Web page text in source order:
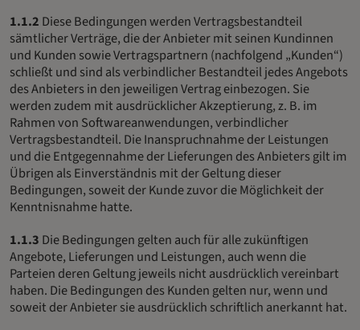
1.1.2 Diese Bedingungen werden Vertragsbestandteil
sämtlicher Verträge, die der Anbieter mit seinen Kundinnen
und Kunden sowie Vertragspartnern (nachfolgend „Kunden“)
schließt und sind als verbindlicher Bestandteil jedes Angebots
des Anbieters in den jeweiligen Vertrag einbezogen. Sie
werden zudem mit ausdrücklicher Akzeptierung, z. B. im
Rahmen von Softwareanwendungen, verbindlicher
Vertragsbestandteil. Die Inanspruchnahme der Leistungen
und die Entgegennahme der Lieferungen des Anbieters gilt im
Übrigen als Einverständnis mit der Geltung dieser
Bedingungen, soweit der Kunde zuvor die Möglichkeit der
Kenntnisnahme hatte.
1.1.3 Die Bedingungen gelten auch für alle zukünftigen
Angebote, Lieferungen und Leistungen, auch wenn die
Parteien deren Geltung jeweils nicht ausdrücklich vereinbart
haben. Die Bedingungen des Kunden gelten nur, wenn und
soweit der Anbieter sie ausdrücklich schriftlich anerkannt hat.